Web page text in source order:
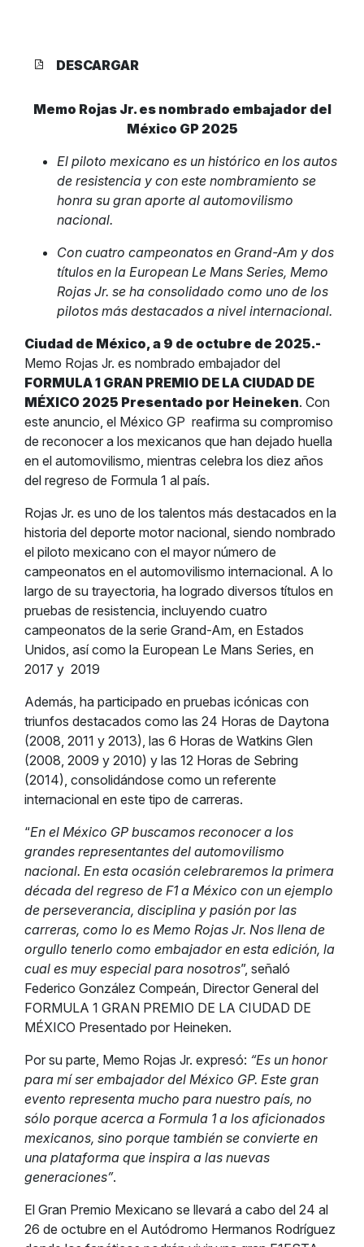
DESCARGAR
Memo Rojas Jr. es nombrado embajador del
México GP 2025
El piloto mexicano es un histórico en los autos
de resistencia y con este nombramiento se
honra su gran aporte al automovilismo
nacional.
Con cuatro campeonatos en Grand-Am y dos
títulos en la European Le Mans Series, Memo
Rojas Jr. se ha consolidado como uno de los
pilotos más destacados a nivel internacional.
Ciudad de México, a 9 de octubre de 2025.-
Memo Rojas Jr. es nombrado embajador del
FORMULA 1 GRAN PREMIO DE LA CIUDAD DE
MÉXICO 2025 Presentado por Heineken. Con
este anuncio, el México GP reafirma su compromiso
de reconocer a los mexicanos que han dejado huella
en el automovilismo, mientras celebra los diez años
del regreso de Formula 1 al país.
Rojas Jr. es uno de los talentos más destacados en la
historia del deporte motor nacional, siendo nombrado
el piloto mexicano con el mayor número de
campeonatos en el automovilismo internacional. A lo
largo de su trayectoria, ha logrado diversos títulos en
pruebas de resistencia, incluyendo cuatro
campeonatos de la serie Grand-Am, en Estados
Unidos, así como la European Le Mans Series, en
2017 y 2019
Además, ha participado en pruebas icónicas con
triunfos destacados como las 24 Horas de Daytona
(2008, 2011 y 2013), las 6 Horas de Watkins Glen
(2008, 2009 y 2010) y las 12 Horas de Sebring
(2014), consolidándose como un referente
internacional en este tipo de carreras.
“En el México GP buscamos reconocer a los
grandes representantes del automovilismo
nacional. En esta ocasión celebraremos la primera
década del regreso de F1 a México con un ejemplo
de perseverancia, disciplina y pasión por las
carreras, como lo es Memo Rojas Jr. Nos llena de
orgullo tenerlo como embajador en esta edición, la
cual es muy especial para nosotros”, señaló
Federico González Compeán, Director General del
FORMULA 1 GRAN PREMIO DE LA CIUDAD DE
MÉXICO Presentado por Heineken.
Por su parte, Memo Rojas Jr. expresó: “Es un honor
para mí ser embajador del México GP. Este gran
evento representa mucho para nuestro país, no
sólo porque acerca a Formula 1 a los aficionados
mexicanos, sino porque también se convierte en
una plataforma que inspira a las nuevas
generaciones”.
El Gran Premio Mexicano se llevará a cabo del 24 al
26 de octubre en el Autódromo Hermanos Rodríguez